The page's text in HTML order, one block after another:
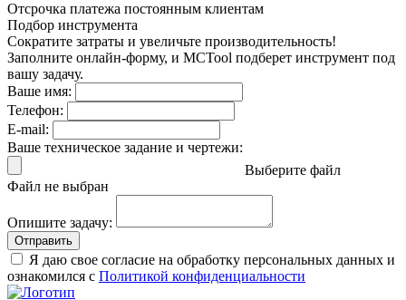
Отсрочка платежа постоянным клиентам
Подбор инструмента
Сократите затраты и увеличьте производительность!
Заполните онлайн-форму, и MCTool подберет инструмент под
вашу задачу.
Ваше имя:
Телефон:
E-mail:
Ваше техническое задание и чертежи:
Выберите файл
Файл не выбран
Опишите задачу:
Отправить
Я даю свое согласие на обработку персональных данных и
ознакомился с Политикой конфиденциальности